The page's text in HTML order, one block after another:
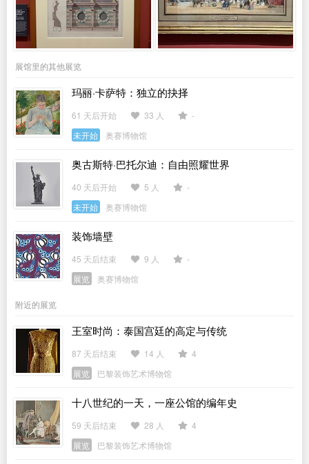
展馆里的其他展览
玛丽·卡萨特：独立的抉择
61 天后开始 33 人
-
未开始
奥赛博物馆
奥古斯特·巴托尔迪：自由照耀世界
40 天后开始 5 人
-
未开始
奥赛博物馆
装饰墙壁
45 天后结束 9 人
-
展览
奥赛博物馆
附近的展览
王室时尚：泰国宫廷的高定与传统
87 天后结束 14 人
4
展览
巴黎装饰艺术博物馆
十八世纪的一天，一座公馆的编年史
59 天后结束 28 人
4
展览
巴黎装饰艺术博物馆